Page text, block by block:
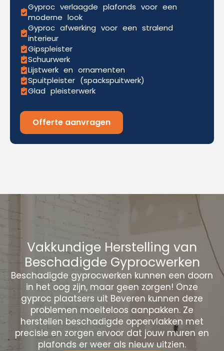
Gyproc verlaagde plafonds voor een
moderne look
Gyproc afwerking voor een stralend
interieur
Gipspleister
Schuurwerk
Lijstwerk en ornamenten
Spuitpleister (spackspuitwerk)
Glad pleisterwerk
Offerte aanvragen
Vakkundige Herstelling van
Beschadigde Gyprocwerken
Beschadigde gyprocwerken kunnen een doorn
in het oog zijn, maar geen zorgen! Onze
gyproc plaatsers uit Beveren kunnen deze
problemen moeiteloos aanpakken. Ze
herstellen beschadigde oppervlakken met
precisie en zorgen ervoor dat jouw muren en
plafonds er weer als nieuw uitzien.